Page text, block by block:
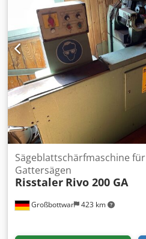
Großbottwar 423 km
Sägeblattschärfmaschine für
Gattersägen
Risstaler Rivo 200 GA